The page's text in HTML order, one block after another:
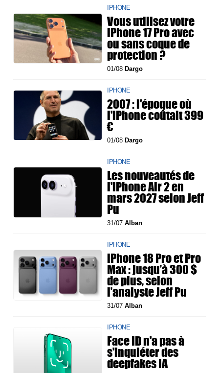
IPHONE
Vous utilisez votre
iPhone 17 Pro avec
ou sans coque de
protection ?
01/08 Dargo
IPHONE
2007 : l'époque où
l'iPhone coûtait 399
€
01/08 Dargo
IPHONE
Les nouveautés de
l'iPhone Air 2 en
mars 2027 selon Jeff
Pu
31/07Alban
IPHONE
iPhone 18 Pro et Pro
Max : jusqu’à 300 $
de plus, selon
l’analyste Jeff Pu
31/07Alban
IPHONE
Face ID n'a pas à
s'inquiéter des
deepfakes IA